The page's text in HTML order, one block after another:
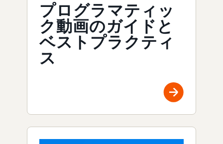
プログラマティッ
ク動画のガイドと
ベストプラクティ
ス